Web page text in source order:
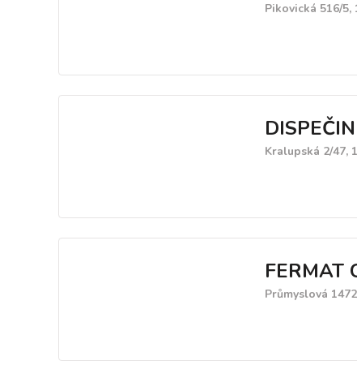
Pikovická 516/5,
Kralupská 2/47,
FERMAT
Průmyslová